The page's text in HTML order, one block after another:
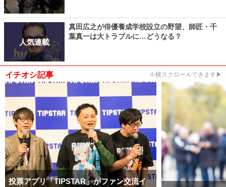
人気連載
真田広之が俳優養成学校設立の野望、師匠・千
葉真一は大トラブルに…どうなる？
イチオシ記事 ※横スクロールできます▶
投票アプリ「TIPSTAR」がファン交流イ